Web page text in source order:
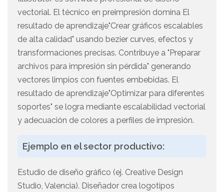
vectorial. El técnico en preimpresión domina El
resultado de aprendizaje"Crear gráficos escalables
de alta calidad" usando bezier curves, efectos y
transformaciones precisas. Contribuye a "Preparar
archivos para impresión sin pérdida" generando
vectores limpios con fuentes embebidas. El
resultado de aprendizaje"Optimizar para diferentes
soportes" se logra mediante escalabilidad vectorial
y adecuación de colores a perfiles de impresión.
Ejemplo en el sector productivo:
Estudio de diseño gráfico (ej. Creative Design
Studio, Valencia). Diseñador crea logotipos